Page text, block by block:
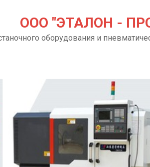
ООО "ЭТАЛОН -
оборудования и